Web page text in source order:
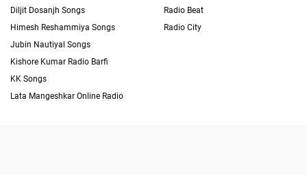
Diljit Dosanjh Songs
Himesh Reshammiya Songs
Jubin Nautiyal Songs
Kishore Kumar Radio Barfi
KK Songs
Lata Mangeshkar Online Radio
Radio Beat
Radio City